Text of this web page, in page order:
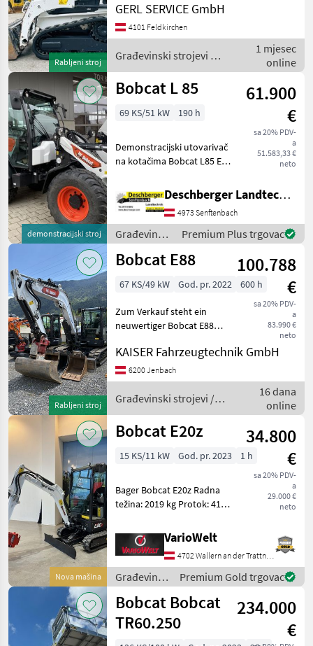
Marketplace
Ponude
trgovaca
Mali
oglasi
Rabljeni stroj
Stundenzähler.......834
Motor...............41 kW; 4 Zyl.
Bobcat Gewicht.......
GERL SERVICE GmbH
4101 Feldkirchen
Građevinski strojevi /
Bobcat
1 mjesec
online
demonstracijski stroj
Bobcat L 85
61.900
€
sa 20% PDV-
a
51.583,33 €
neto
69 KS/51 kW 190 h
Demonstracijski utovarivač
na kotačima Bobcat L85 E V
LED radna svjetla - Kamera
za vožnju unatrag -
Paralelni prikaz žlice -
Brzina 30 km/h
Deschberger Landtechnik GmbH
4973 Senftenbach
Građevinski
strojevi /
Bobcat
Premium Plus trgovac
Rabljeni stroj
Bobcat E88
100.788
€
sa 20% PDV-
a
83.990 €
neto
67 KS/49 kW God. pr. 2022 600 h
Zum Verkauf steht ein
neuwertiger Bobcat E88
HDN S22-48591 € 8.300, -
Tieflöffel 400 mm € 1.280, -
Tieflöffel 600 mm € 1.530, -
Tiefl
KAISER Fahrzeugtechnik GmbH
6200 Jenbach
Građevinski strojevi /
Bobcat
16 dana
online
Nova mašina
Bobcat E20z
34.800
€
sa 20% PDV-
a
29.000 €
neto
15 KS/11 kW God. pr. 2023 1 h
Bager Bobcat E20z Radna
težina: 2019 kg Protok: 41, 3
otpuštanje: AUX1 = 180
bara, AUX2 = 179 bara Sila
kidanja, žlica: 20.835 N
Veselimo s
VarioWelt
4702 Wallern an der Trattnach
Građevinski
strojevi /
Bobcat
Premium Gold trgovac
Bobcat Bobcat
TR60.250
234.000
€